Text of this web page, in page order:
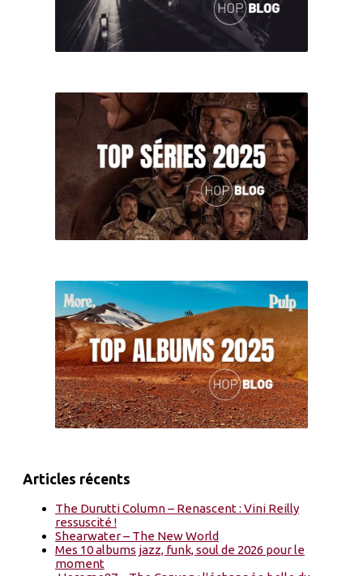
Articles récents
The Durutti Column – Renascent : Vini Reilly
ressuscité !
Shearwater – The New World
Mes 10 albums jazz, funk, soul de 2026 pour le
moment